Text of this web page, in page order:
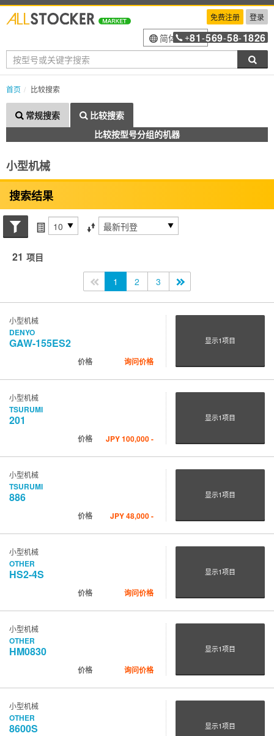
免费注册 登录
简体中文
+81 -569-58-1826
首页 比较搜索
常规搜索
比较搜索
比较按型号分组的机器
小型机械
搜索结果
搜索状态每页项目 排序方式
21 项目
<<1 2 3
小型机械
DENYO
GAW-155ES2
价格 询问价格
显示1项目
小型机械
TSURUMI
201
价格 JPY100,000-
显示1项目
小型机械
TSURUMI
886
价格 JPY48,000-
显示1项目
小型机械
OTHER
HS2-4S
价格 询问价格
显示1项目
小型机械
OTHER
HM0830
价格 询问价格
显示1项目
小型机械
OTHER
8600S 显示1项目